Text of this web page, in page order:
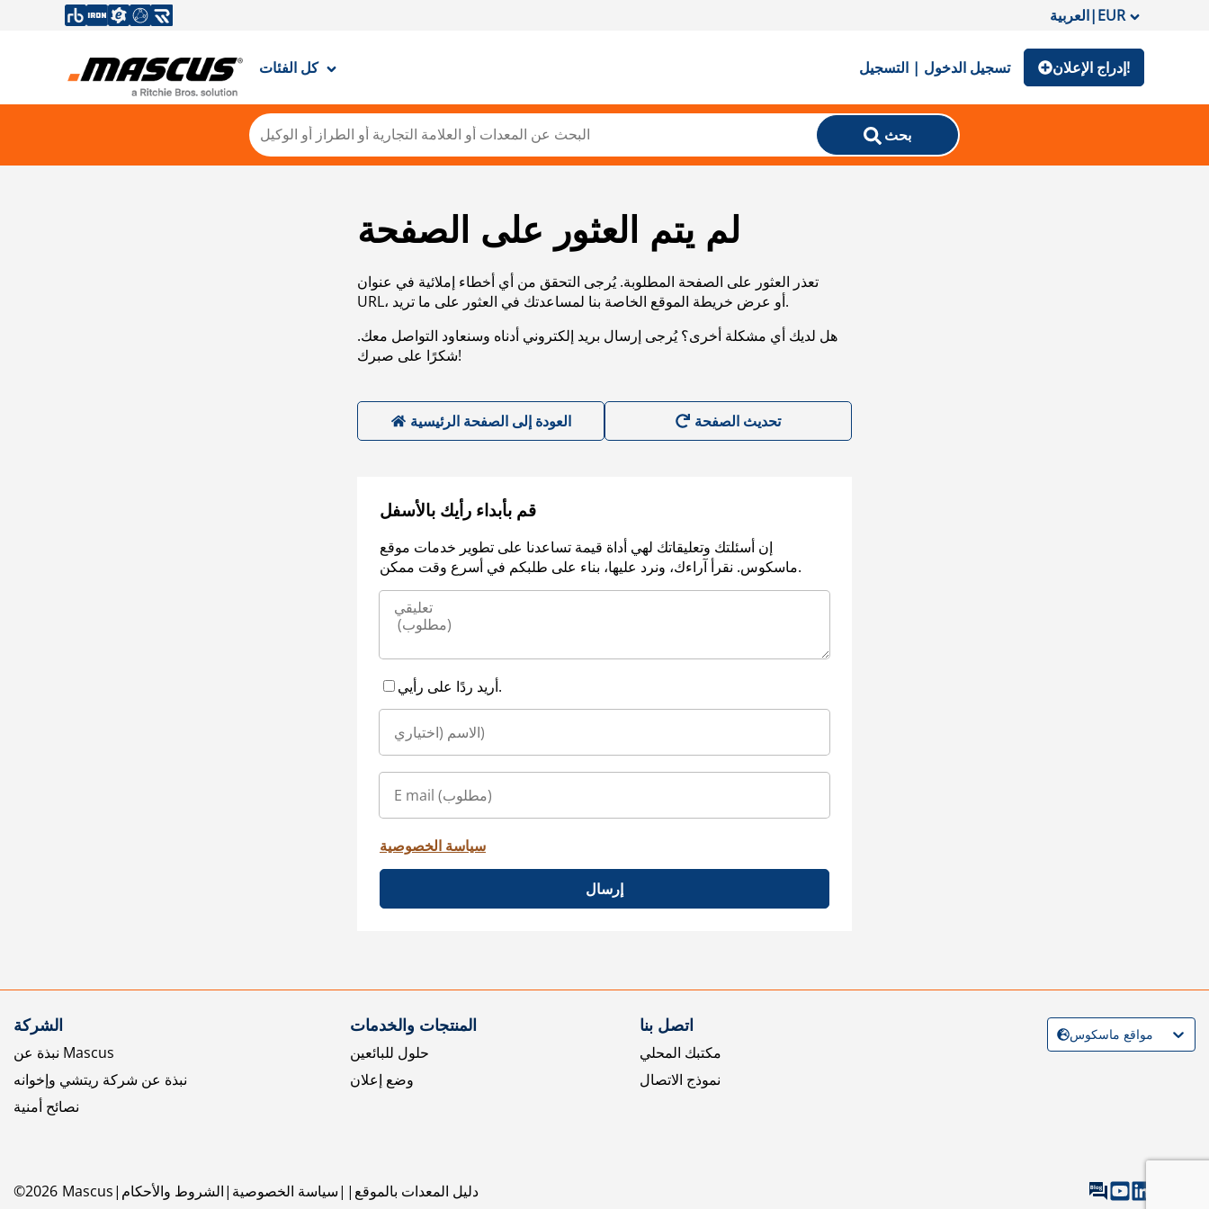
العربية|EUR
كل الفئات تسجيل الدخول | التسجيل إدراج الإعلان!
بحث
لم يتم العثور على الصفحة
تعذر العثور على الصفحة المطلوبة. يُرجى التحقق من أي أخطاء إملائية في عنوان
URL، أو عرض خريطة الموقع الخاصة بنا لمساعدتك في العثور على ما تريد.
هل لديك أي مشكلة أخرى؟ يُرجى إرسال بريد إلكتروني أدناه وسنعاود التواصل معك.
شكرًا على صبرك!
العودة إلى الصفحة الرئيسية
قم بأبداء رأيك بالأسفل
إن أسئلتك وتعليقاتك لهي أداة قيمة تساعدنا على تطوير خدمات موقع
ماسكوس. نقرأ آراءك، ونرد عليها، بناء على طلبكم في أسرع وقت ممكن.
أريد ردًا على رأيي.
سياسة الخصوصية
إرسال
الشركة
نبذة عن Mascus
نبذة عن شركة ريتشي وإخوانه
نصائح أمنية
المنتجات والخدمات
حلول للبائعين
وضع إعلان
اتصل بنا
مكتبك المحلي
نموذج الاتصال
©2026 Mascus الشروط والأحكام سياسة الخصوصية دليل المعدات بالموقع
مواقع ماسكوس